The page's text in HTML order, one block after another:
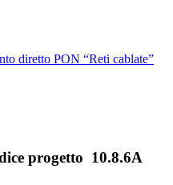
diretto PON “Reti cablate”
progetto 10.8.6A